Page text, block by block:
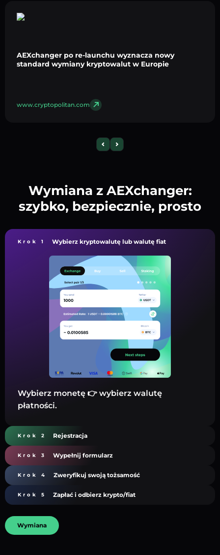
AEXchanger po re-launchu wyznacza nowy
standard wymiany kryptowalut w Europie
www.cryptopolitan.com
Wymiana z AEXchanger:
szybko, bezpiecznie, prosto
Krok 1 Wybierz kryptowalutę lub walutę fiat
Wybierz monetę 👉 wybierz walutę
płatności.
Krok 2 Rejestracja
Krok 3 Wypełnij formularz
Krok 4 Zweryfikuj swoją tożsamość
Krok 5 Zapłać i odbierz krypto/fiat
Wymiana